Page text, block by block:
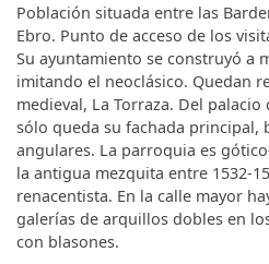
Población situada entre las
Ebro. Punto de acceso de los
Su ayuntamiento se construyó a
imitando el neoclásico. Quedan
medieval, La Torraza. Del palacio
sólo queda su fachada principal,
angulares. La parroquia es
la antigua mezquita entre 1532-
renacentista. En la calle mayor
galerías de arquillos dobles en
con blasones.